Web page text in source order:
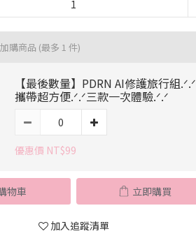
購商品 (最多 1 件)
【最後數量】PDRN AI修護旅行組.ᐟ.ᐟ
攜帶超方便.ᐟ.ᐟ三款一次體驗.ᐟ.ᐟ
優惠價 NT$99
物車 立即購買
加入追蹤清單